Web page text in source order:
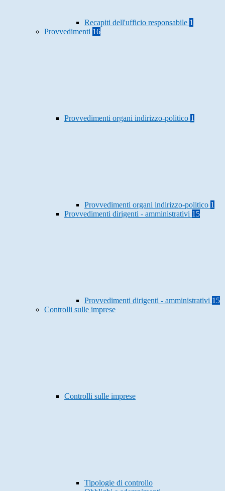
Recapiti dell'ufficio responsabile 1
Provvedimenti 16
Provvedimenti organi indirizzo-politico 1
Provvedimenti organi indirizzo-politico 1
Provvedimenti dirigenti - amministrativi 15
Provvedimenti dirigenti - amministrativi 15
Controlli sulle imprese
Controlli sulle imprese
Tipologie di controllo